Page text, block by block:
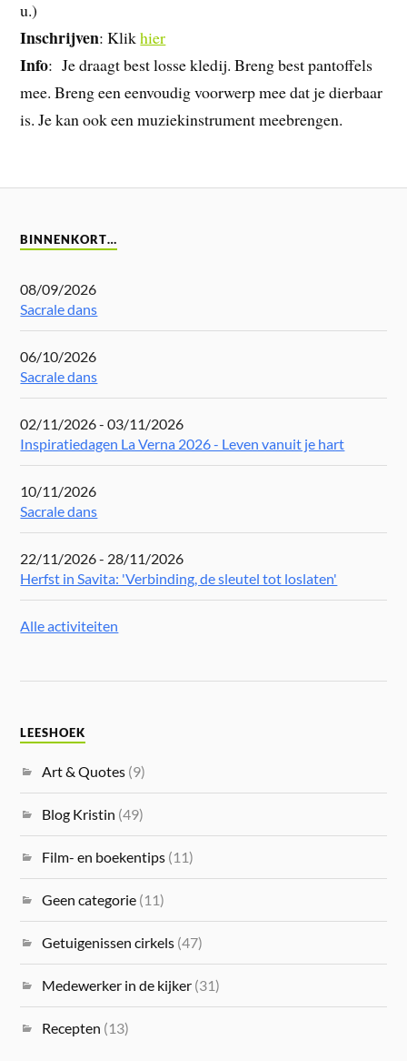
u.)
Inschrijven: Klikhier
Info: Je draagt best losse kledij. Breng best pantoffels
mee. Breng een eenvoudig voorwerp mee dat je dierbaar
is. Je kan ook een muziekinstrument meebrengen.
BINNENKORT…
08/09/2026
Sacrale dans
06/10/2026
Sacrale dans
02/11/2026 - 03/11/2026
Inspiratiedagen La Verna 2026 - Leven vanuit je hart
10/11/2026
Sacrale dans
22/11/2026 - 28/11/2026
Herfst in Savita: 'Verbinding, de sleutel tot loslaten'
Alle activiteiten
LEESHOEK
Art & Quotes (9)
Blog Kristin (49)
Film- en boekentips (11)
Geen categorie (11)
Getuigenissen cirkels (47)
Medewerker in de kijker (31)
Recepten (13)